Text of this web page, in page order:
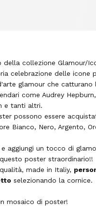
della collezione Glamour/
celebrazione delle icone
glamour che catturano
come Audrey
e tanti altri.
possono essere
Bianco, Nero, Argento,
e aggiungi un tocco di
poster straordinario!!
made in Italiy,
selezionando la cornice.
mosaico di poster!